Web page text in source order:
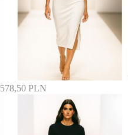
578,50 PLN